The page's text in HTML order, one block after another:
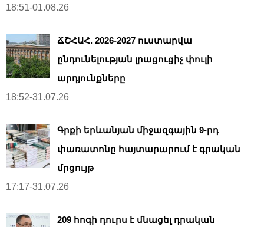
18:51-01.08.26
ՃՇՀԱՀ. 2026-2027 ուստարվա
ընդունելության լրացուցիչ փուլի
արդյունքները
18:52-31.07.26
Գրքի երևանյան միջազգային 9-րդ
փառատոնը հայտարարում է գրական
մրցույթ
17:17-31.07.26
209 հոգի դուրս է մնացել դրական